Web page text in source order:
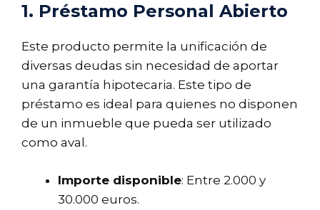
1. Préstamo Personal Abierto
Este producto permite la unificación de
diversas deudas sin necesidad de aportar
una garantía hipotecaria. Este tipo de
préstamo es ideal para quienes no disponen
de un inmueble que pueda ser utilizado
como aval.
Importe disponible: Entre 2.000 y
30.000 euros.